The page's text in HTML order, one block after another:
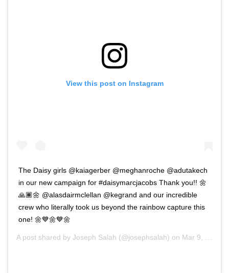
View this post on Instagram
The Daisy girls @kaiagerber @meghanroche @adutakech
in our new campaign for #daisymarcjacobs Thank you!! 🌼
🙏🏾🌼 @alasdairmclellan @kegrand and our incredible
crew who literally took us beyond the rainbow capture this
one! 🌼💙🌼💙🌼
A post shared by Joseph Salah (@josephsalah) on Mar 9, 2020 at 11:42am PDT